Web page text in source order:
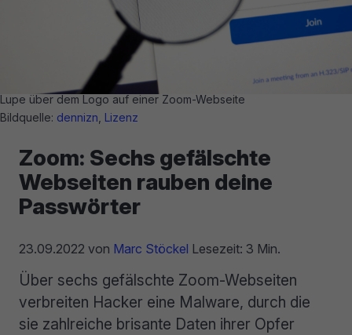
Lupe über dem Logo auf einer Zoom-Webseite
Bildquelle: dennizn Lizenz
Zoom: Sechs gefälschte
Webseiten rauben deine
Passwörter
23.09.2022 von Marc Stöckel Lesezeit: 3 Min.
Über sechs gefälschte Zoom-Webseiten
verbreiten Hacker eine Malware, durch die
sie zahlreiche brisante Daten ihrer Opfer